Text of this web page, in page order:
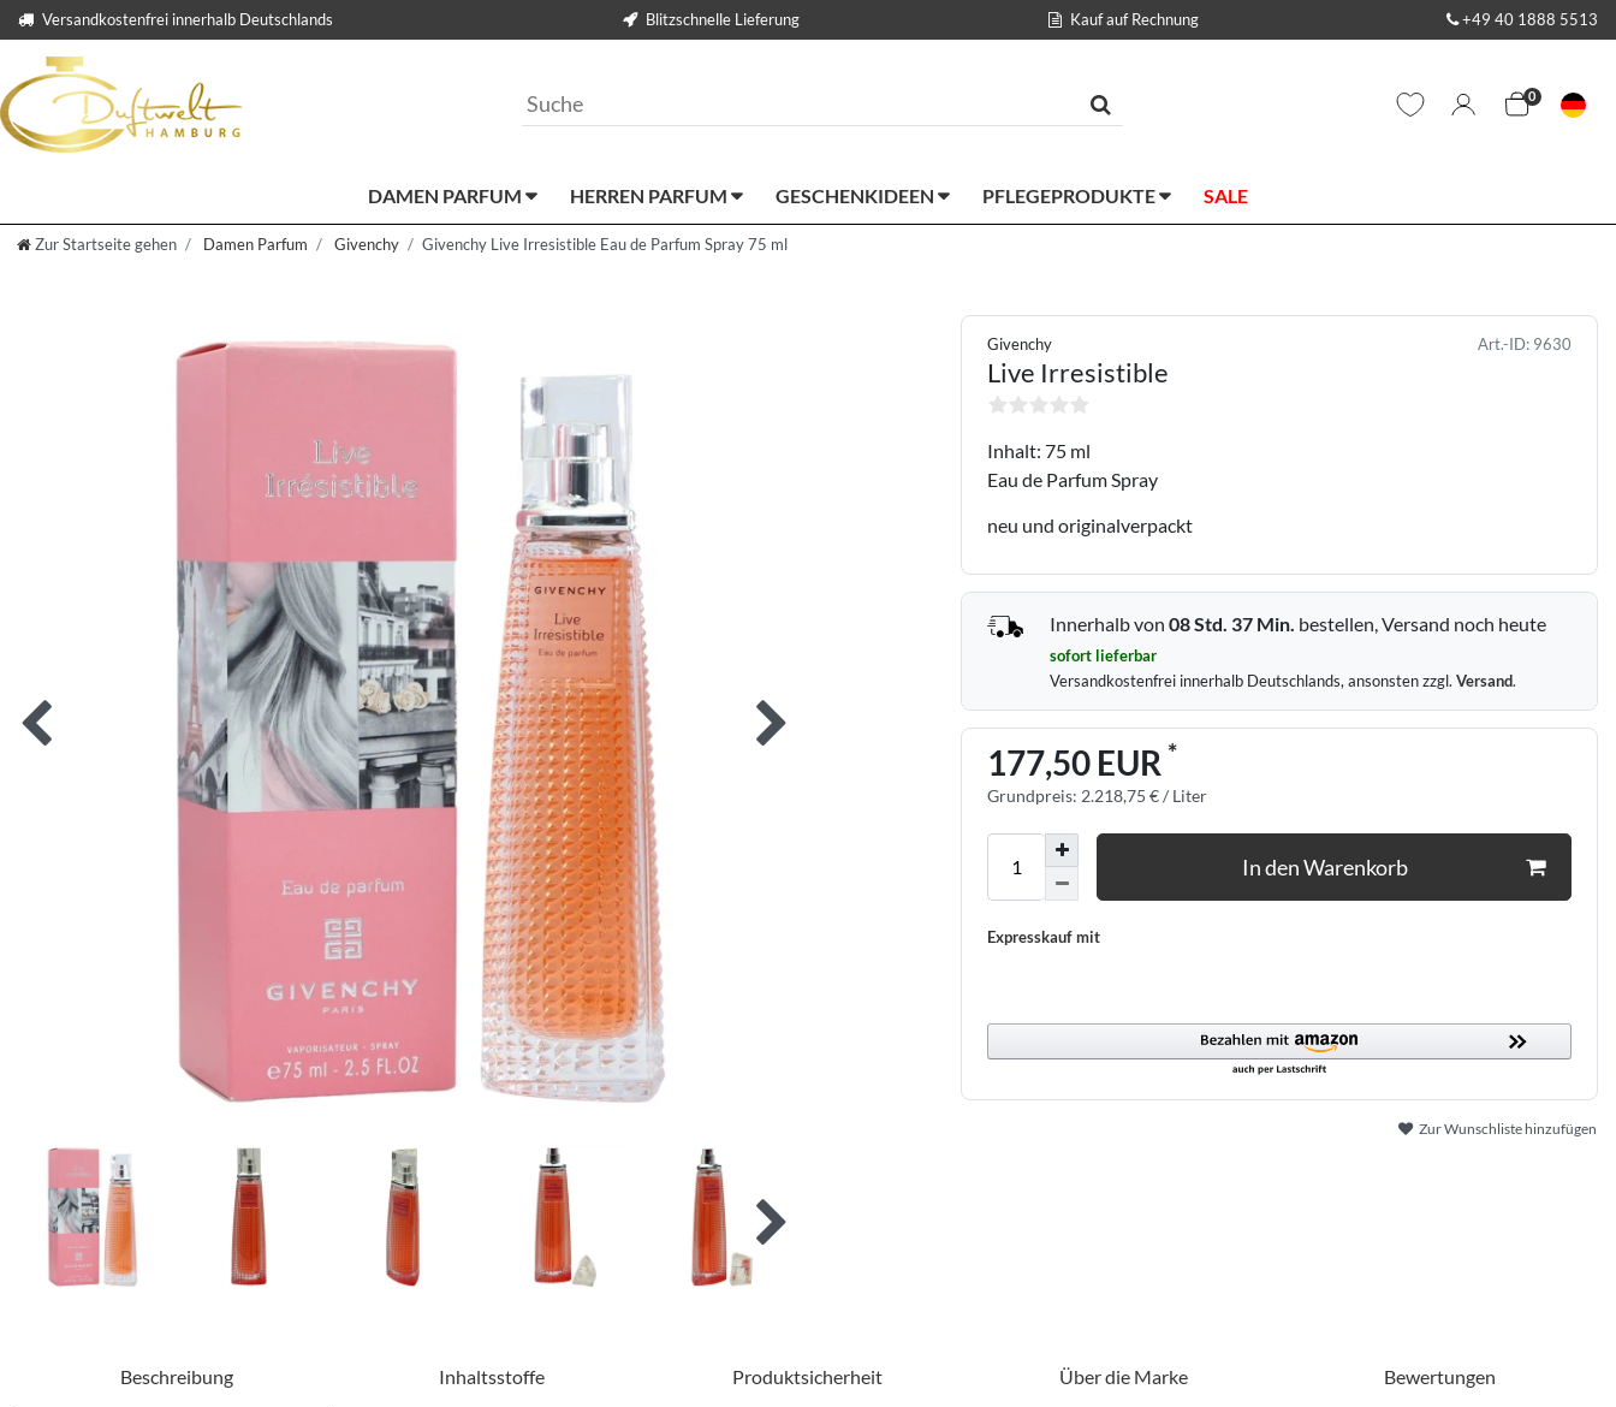
Versandkostenfrei innerhalb Deutschlands Blitzschnelle Lieferung Kauf auf Rechnung +49 40 1888 5513
0
DAMEN PARFUM HERREN PARFUM GESCHENKIDEEN PFLEGEPRODUKTE SALE
Zur Startseite gehen Damen Parfum Givenchy Givenchy Live Irresistible Eau de Parfum Spray 75 ml
Givenchy Art.-ID: 9630
Live Irresistible
Inhalt: 75 ml
Eau de Parfum Spray
neu und originalverpackt
Innerhalb von 08 Std. 37 Min. bestellen, Versand noch heute
sofort lieferbar
Versandkostenfrei innerhalb Deutschlands, ansonsten zzgl. Versand.
177,50 EUR *
Grundpreis: 2.218,75 € / Liter
In den Warenkorb
Expresskauf mit
Zur Wunschliste hinzufügen
Beschreibung Inhaltsstoffe Produktsicherheit Über die Marke Bewertungen